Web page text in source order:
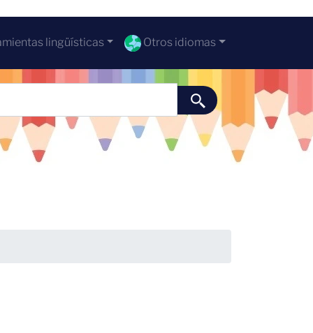
lingüísticas Otros idiomas